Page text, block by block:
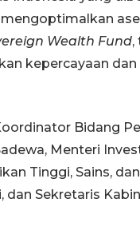
Wealth Fund,
kepercayaan
Bidang
Menteri
Tinggi, Sains,
dan Sekretaris
V DPR
Bogor